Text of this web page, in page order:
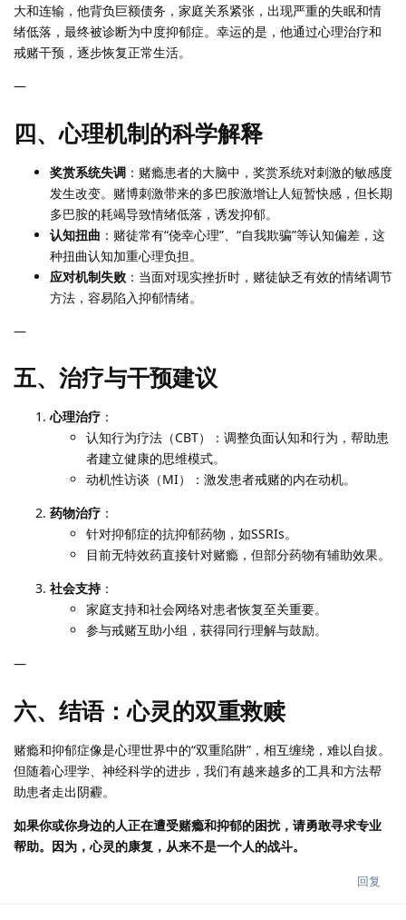
大和连输，他背负巨额债务，家庭关系紧张，出现严重的失眠和情
绪低落，最终被诊断为中度抑郁症。幸运的是，他通过心理治疗和
戒赌干预，逐步恢复正常生活。
—
四、心理机制的科学解释
奖赏系统失调 ：赌瘾患者的大脑中，奖赏系统对刺激的敏感度
发生改变。赌博刺激带来的多巴胺激增让人短暂快感，但长期
多巴胺的耗竭导致情绪低落，诱发抑郁。
认知扭曲 ：赌徒常有“侥幸心理”、“自我欺骗”等认知偏差，这
种扭曲认知加重心理负担。
应对机制失败 ：当面对现实挫折时，赌徒缺乏有效的情绪调节
方法，容易陷入抑郁情绪。
—
五、治疗与干预建议
心理治疗 ：
认知行为疗法（CBT）：调整负面认知和行为，帮助患
者建立健康的思维模式。
动机性访谈（MI）：激发患者戒赌的内在动机。
药物治疗 ：
针对抑郁症的抗抑郁药物，如SSRIs。
目前无特效药直接针对赌瘾，但部分药物有辅助效果。
社会支持：
家庭支持和社会网络对患者恢复至关重要。
参与戒赌互助小组，获得同行理解与鼓励。
—
六、结语：心灵的双重救赎
赌瘾和抑郁症像是心理世界中的“双重陷阱”，相互缠绕，难以自拔。
但随着心理学、神经科学的进步，我们有越来越多的工具和方法帮
助患者走出阴霾。
如果你或你身边的人正在遭受赌瘾和抑郁的困扰，请勇敢寻求专业
帮助。因为，心灵的康复，从来不是一个人的战斗。
回复